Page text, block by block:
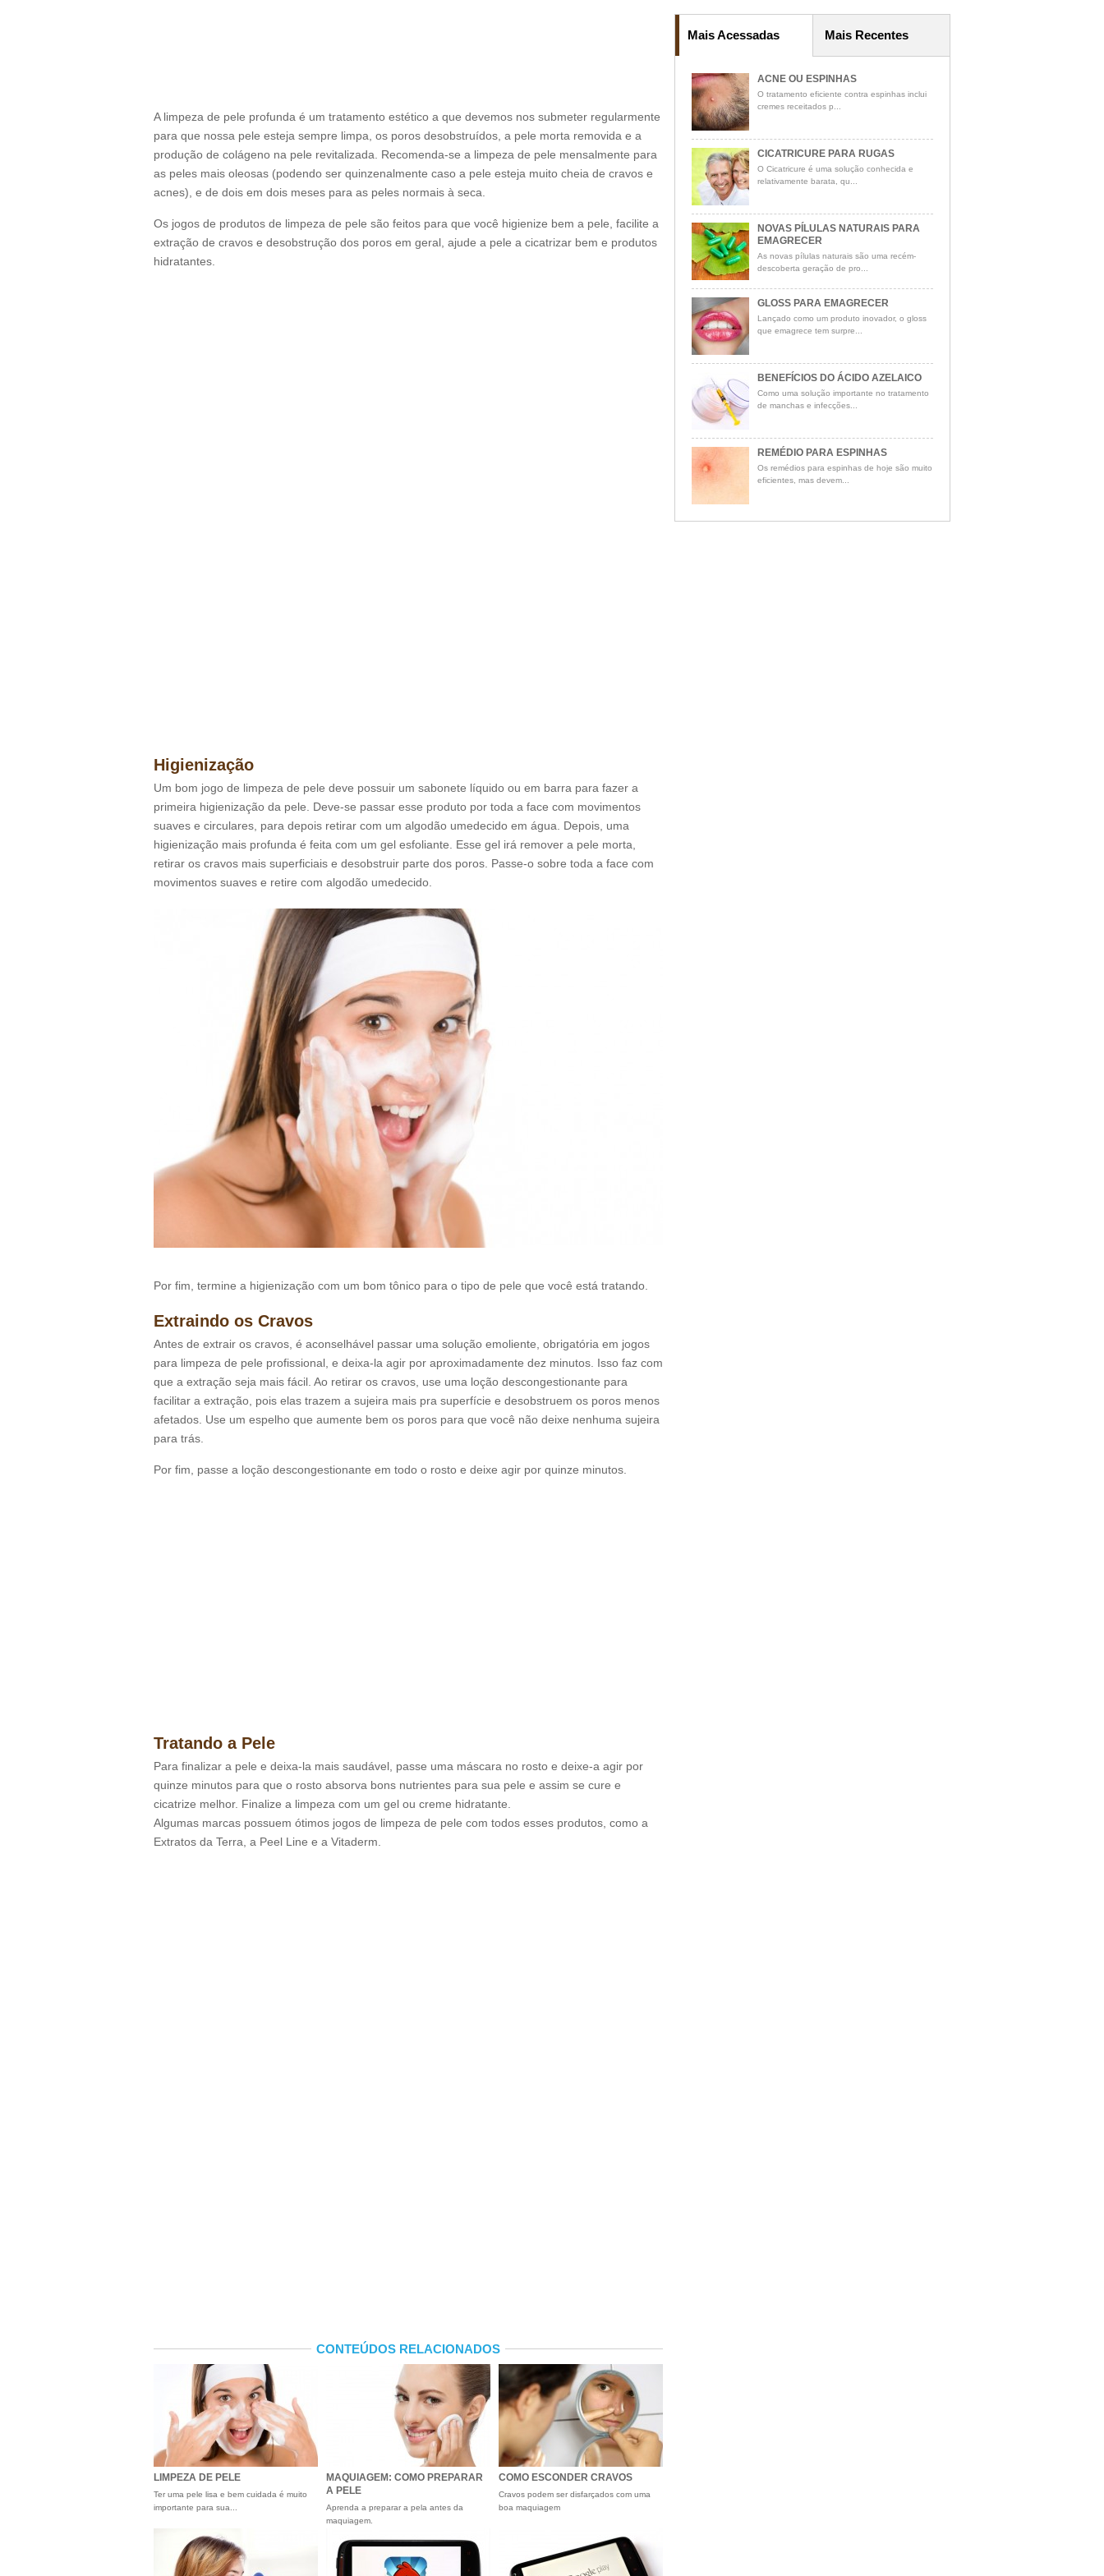
A limpeza de pele profunda é um tratamento estético a que devemos nos submeter regularmente
para que nossa pele esteja sempre limpa, os poros desobstruídos, a pele morta removida e a
produção de colágeno na pele revitalizada. Recomenda-se a limpeza de pele mensalmente para
as peles mais oleosas (podendo ser quinzenalmente caso a pele esteja muito cheia de cravos e
acnes), e de dois em dois meses para as peles normais à seca.
Os jogos de produtos de limpeza de pele são feitos para que você higienize bem a pele, facilite a
extração de cravos e desobstrução dos poros em geral, ajude a pele a cicatrizar bem e produtos
hidratantes.
Higienização
Um bom jogo de limpeza de pele deve possuir um sabonete líquido ou em barra para fazer a
primeira higienização da pele. Deve-se passar esse produto por toda a face com movimentos
suaves e circulares, para depois retirar com um algodão umedecido em água. Depois, uma
higienização mais profunda é feita com um gel esfoliante. Esse gel irá remover a pele morta,
retirar os cravos mais superficiais e desobstruir parte dos poros. Passe-o sobre toda a face com
movimentos suaves e retire com algodão umedecido.
Por fim, termine a higienização com um bom tônico para o tipo de pele que você está tratando.
Extraindo os Cravos
Antes de extrair os cravos, é aconselhável passar uma solução emoliente, obrigatória em jogos
para limpeza de pele profissional, e deixa-la agir por aproximadamente dez minutos. Isso faz com
que a extração seja mais fácil. Ao retirar os cravos, use uma loção descongestionante para
facilitar a extração, pois elas trazem a sujeira mais pra superfície e desobstruem os poros menos
afetados. Use um espelho que aumente bem os poros para que você não deixe nenhuma sujeira
para trás.
Por fim, passe a loção descongestionante em todo o rosto e deixe agir por quinze minutos.
Tratando a Pele
Para finalizar a pele e deixa-la mais saudável, passe uma máscara no rosto e deixe-a agir por
quinze minutos para que o rosto absorva bons nutrientes para sua pele e assim se cure e
cicatrize melhor. Finalize a limpeza com um gel ou creme hidratante.
Algumas marcas possuem ótimos jogos de limpeza de pele com todos esses produtos, como a
Extratos da Terra, a Peel Line e a Vitaderm.
CONTEÚDOS RELACIONADOS
LIMPEZA DE PELE
Ter uma pele lisa e bem cuidada é muito
importante para sua...
MAQUIAGEM: COMO PREPARAR
A PELE
Aprenda a preparar a pela antes da
maquiagem.
COMO ESCONDER CRAVOS
Cravos podem ser disfarçados com uma
boa maquiagem
Mais Acessadas Mais Recentes
ACNE OU ESPINHAS
O tratamento eficiente contra espinhas inclui
cremes receitados p...
CICATRICURE PARA RUGAS
O Cicatricure é uma solução conhecida e
relativamente barata, qu...
NOVAS PÍLULAS NATURAIS PARA
EMAGRECER
As novas pílulas naturais são uma recém-
descoberta geração de pro...
GLOSS PARA EMAGRECER
Lançado como um produto inovador, o gloss
que emagrece tem surpre...
BENEFÍCIOS DO ÁCIDO AZELAICO
Como uma solução importante no tratamento
de manchas e infecções...
REMÉDIO PARA ESPINHAS
Os remédios para espinhas de hoje são muito
eficientes, mas devem...